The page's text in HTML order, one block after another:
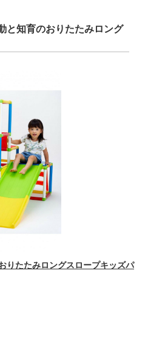
知育のおりたたみロング
りたたみロングスロープキッズパ